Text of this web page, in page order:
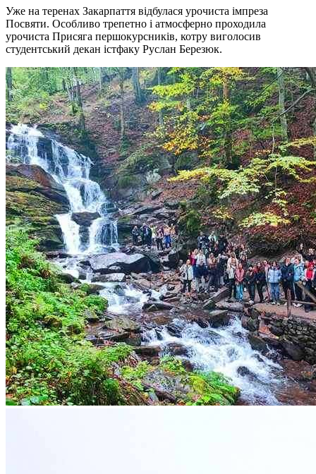
Уже на теренах Закарпаття відбулася урочиста імпреза
Посвяти. Особливо трепетно і атмосферно проходила
урочиста Присяга першокурсників, котру виголосив
студентський декан істфаку Руслан Березюк.